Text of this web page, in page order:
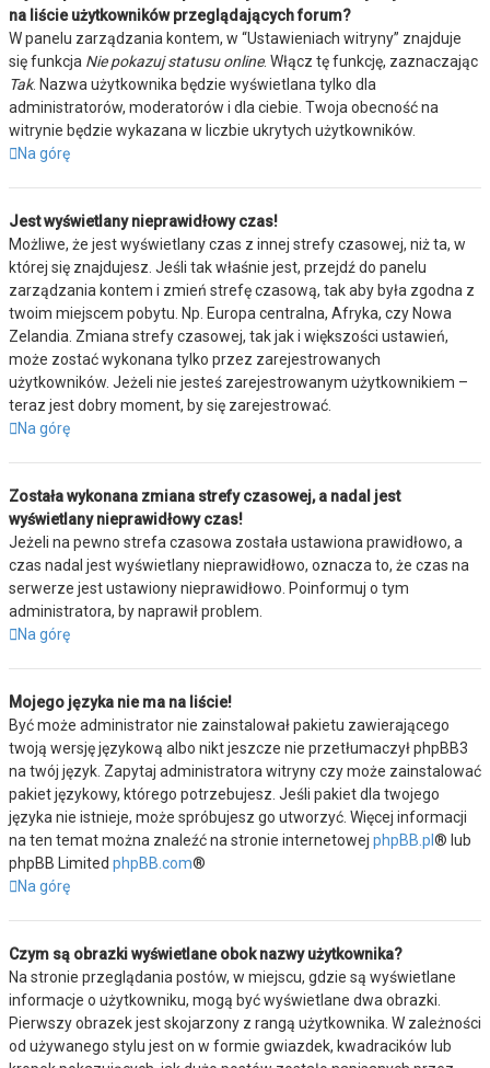
na liście użytkowników przeglądających forum?
W panelu zarządzania kontem, w “Ustawieniach witryny” znajduje
się funkcja Nie pokazuj statusu online. Włącz tę funkcję, zaznaczając
Tak. Nazwa użytkownika będzie wyświetlana tylko dla
administratorów, moderatorów i dla ciebie. Twoja obecność na
witrynie będzie wykazana w liczbie ukrytych użytkowników.
Na górę
Jest wyświetlany nieprawidłowy czas!
Możliwe, że jest wyświetlany czas z innej strefy czasowej, niż ta, w
której się znajdujesz. Jeśli tak właśnie jest, przejdź do panelu
zarządzania kontem i zmień strefę czasową, tak aby była zgodna z
twoim miejscem pobytu. Np. Europa centralna, Afryka, czy Nowa
Zelandia. Zmiana strefy czasowej, tak jak i większości ustawień,
może zostać wykonana tylko przez zarejestrowanych
użytkowników. Jeżeli nie jesteś zarejestrowanym użytkownikiem –
teraz jest dobry moment, by się zarejestrować.
Na górę
Została wykonana zmiana strefy czasowej, a nadal jest
wyświetlany nieprawidłowy czas!
Jeżeli na pewno strefa czasowa została ustawiona prawidłowo, a
czas nadal jest wyświetlany nieprawidłowo, oznacza to, że czas na
serwerze jest ustawiony nieprawidłowo. Poinformuj o tym
administratora, by naprawił problem.
Na górę
Mojego języka nie ma na liście!
Być może administrator nie zainstalował pakietu zawierającego
twoją wersję językową albo nikt jeszcze nie przetłumaczył phpBB3
na twój język. Zapytaj administratora witryny czy może zainstalować
pakiet językowy, którego potrzebujesz. Jeśli pakiet dla twojego
języka nie istnieje, może spróbujesz go utworzyć. Więcej informacji
na ten temat można znaleźć na stronie internetowej phpBB.pl ® lub
phpBB Limited phpBB.com®
Na górę
Czym są obrazki wyświetlane obok nazwy użytkownika?
Na stronie przeglądania postów, w miejscu, gdzie są wyświetlane
informacje o użytkowniku, mogą być wyświetlane dwa obrazki.
Pierwszy obrazek jest skojarzony z rangą użytkownika. W zależności
od używanego stylu jest on w formie gwiazdek, kwadracików lub